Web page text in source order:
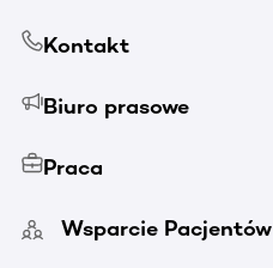
Kontakt
Biuro prasowe
Praca
Wsparcie Pacjentów